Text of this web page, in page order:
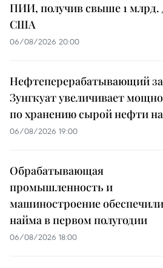
ПИИ, получив свыше 1 млрд.
США
06/08/2026 20:00
Нефтеперерабатывающий
Зунгкуат увеличивает
по хранению сырой нефти на
06/08/2026 19:00
Обрабатывающая
промышленность и
машиностроение
найма в первом полугодии
06/08/2026 18:00